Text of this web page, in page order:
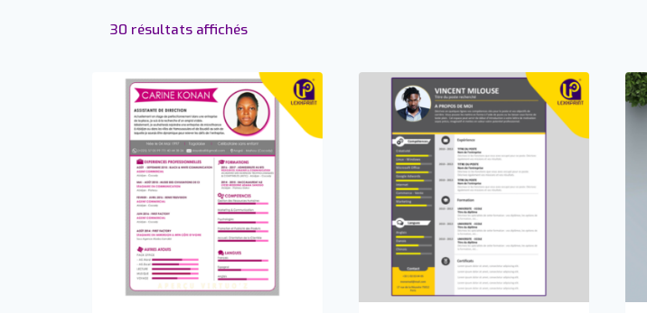
30 résultats affichés